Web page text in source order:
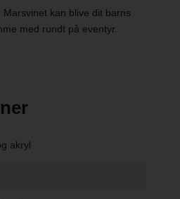
kan blive dit barns
med rundt på eventyr.
akryl